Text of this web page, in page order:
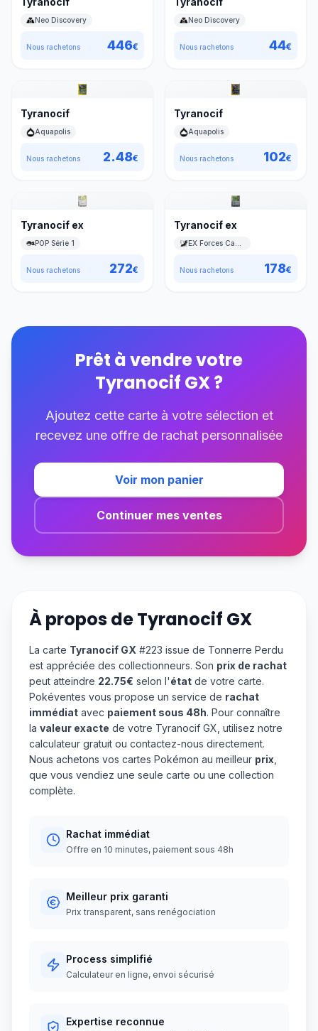
Neo Discovery
Nous rachetons 446€
Neo Discovery
Nous rachetons 44€
Tyranocif
Aquapolis
Nous rachetons 2.48€
Tyranocif
Aquapolis
Nous rachetons 102€
Tyranocif ex
POP Série 1
Nous rachetons 272€
Tyranocif ex
Nous rachetons 178€
Prêt à vendre votre
Tyranocif GX?
Ajoutez cette carte à votre sélection et
recevez une offre de rachat personnalisée
Voir mon panier
Continuer mes ventes
À propos deTyranocif GX
La carte Tyranocif GX #223 issue de Tonnerre Perdu
est appréciée des collectionneurs. Son prix de rachat
peut atteindre 22.75€ selon l'état de votre carte.
Pokéventes vous propose un service de rachat
immédiat avec paiement sous 48h. Pour connaître
la valeur exacte de votre Tyranocif GX, utilisez notre
calculateur gratuit ou contactez-nous directement.
Nous achetons vos cartes Pokémon au meilleur prix
que vous vendiez une seule carte ou une collection
complète.
Rachat immédiat
Offre en 10 minutes, paiement sous 48h
Meilleur prix garanti
Prix transparent, sans renégociation
Process simplifié
Calculateur en ligne, envoi sécurisé
Expertise reconnue